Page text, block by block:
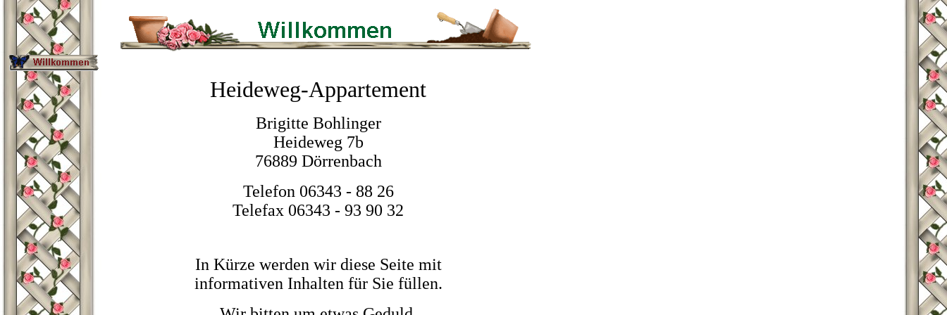
Heideweg-Appartement
Brigitte Bohlinger
Heideweg 7b
76889 Dörrenbach
Telefon 06343 - 88 26
Telefax 06343 - 93 90 32
In Kürze werden wir diese Seite mit
informativen Inhalten für Sie füllen.